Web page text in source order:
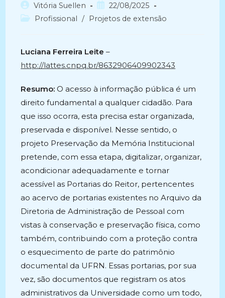
Autor
do
Vitória Suellen
Post
publicado:
22/08/2025
Categoria
Profissional / Projetos de extensão
Luciana Ferreira Leite –
http://lattes.cnpq.br/8632906409902343
Resumo: O acesso à informação pública é um
direito fundamental a qualquer cidadão. Para
que isso ocorra, esta precisa estar organizada,
preservada e disponível. Nesse sentido, o
projeto Preservação da Memória Institucional
pretende, com essa etapa, digitalizar, organizar,
acondicionar adequadamente e tornar
acessível as Portarias do Reitor, pertencentes
ao acervo de portarias existentes no Arquivo da
Diretoria de Administração de Pessoal com
vistas à conservação e preservação física, como
também, contribuindo com a proteção contra
o esquecimento de parte do patrimônio
documental da UFRN. Essas portarias, por sua
vez, são documentos que registram os atos
administrativos da Universidade como um todo,